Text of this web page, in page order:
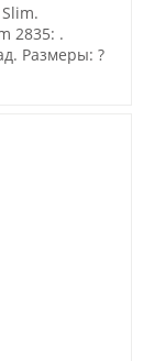
2835: .
Размеры: ?